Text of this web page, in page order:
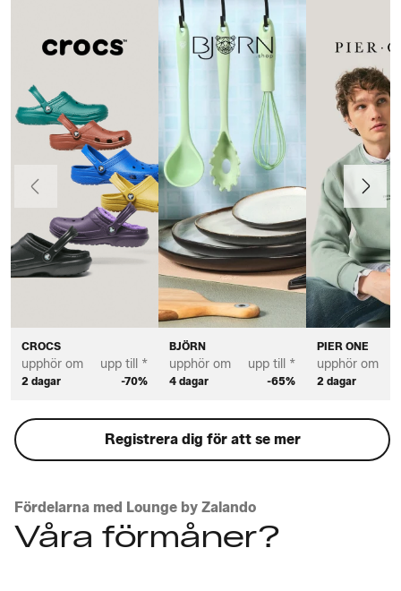
CROCS
upphör om
2 dagar
upp till *
-70%
BJÖRN
upphör om
4 dagar
upp till *
-65%
PIER ONE
upphör om
2 dagar
Föregående Nästa
Registrera dig för att se mer
Fördelarna med Lounge by Zalando
Våra förmåner?